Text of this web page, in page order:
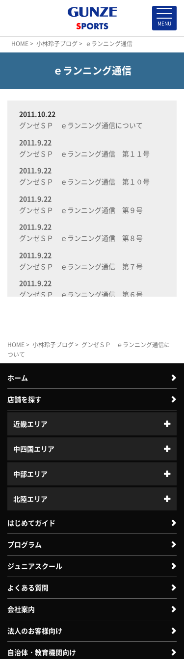
HOME> 小林玲子ブログ> ｅランニング通信
ｅランニング通信
2011.10.22
グンゼＳＰ ｅランニング通信について
2011.9.22
グンゼＳＰ ｅランニング通信 第１１号
2011.9.22
グンゼＳＰ ｅランニング通信 第１０号
2011.9.22
グンゼＳＰ ｅランニング通信 第９号
2011.9.22
グンゼＳＰ ｅランニング通信 第８号
2011.9.22
グンゼＳＰ ｅランニング通信 第７号
2011.9.22
グンゼＳＰ ｅランニング通信 第６号
2011.9.22
グンゼＳＰ ｅランニング通信 第４号
グンゼＳＰ ｅランニング通信 第３号
HOME> 小林玲子ブログ> グンゼＳＰ ｅランニング通信に
ついて
ホーム
店舗を探す
近畿エリア
中四国エリア
中部エリア
北陸エリア
はじめてガイド
プログラム
ジュニアスクール
よくある質問
会社案内
法人のお客様向け
自治体・教育機関向け